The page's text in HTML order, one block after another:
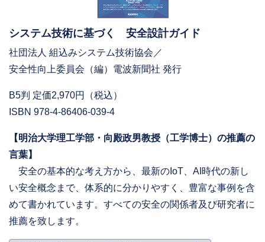
システム技術に基づく 安全設計ガイド
社団法人 組込みシステム技術協会／
安全性向上委員会（編）電波新聞社 発行
B5判 定価2,970円（税込）
ISBN 978-4-86406-039-4
【明治大学理工学部・向殿政男教授（工学博士）の推薦の
言葉】
安全の基本的な考え方から、最新のIoT、AI時代の新し
い安全概念まで、体系的に分かりやすく、豊富な事例を含
めて書かれています。すべての安全の関係者及び研究者に
推薦を致します。